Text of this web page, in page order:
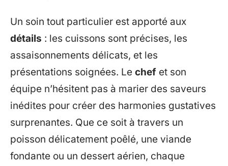
Un soin tout particulier est apporté aux
détails : les cuissons sont précises, les
assaisonnements délicats, et les
présentations soignées. Le chef et son
équipe n’hésitent pas à marier des saveurs
inédites pour créer des harmonies gustatives
surprenantes. Que ce soit à travers un
poisson délicatement poêlé, une viande
fondante ou un dessert aérien, chaque